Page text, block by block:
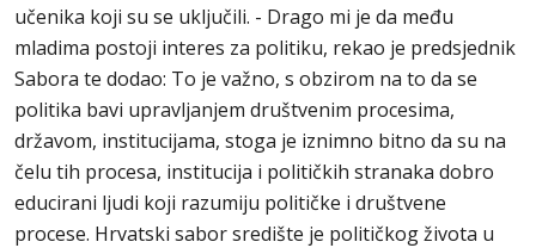
učenika koji su se uključili. - Drago mi je da među
mladima postoji interes za politiku, rekao je predsjednik
Sabora te dodao: To je važno, s obzirom na to da se
politika bavi upravljanjem društvenim procesima,
državom, institucijama, stoga je iznimno bitno da su na
čelu tih procesa, institucija i političkih stranaka dobro
educirani ljudi koji razumiju političke i društvene
procese. Hrvatski sabor središte je političkog života u